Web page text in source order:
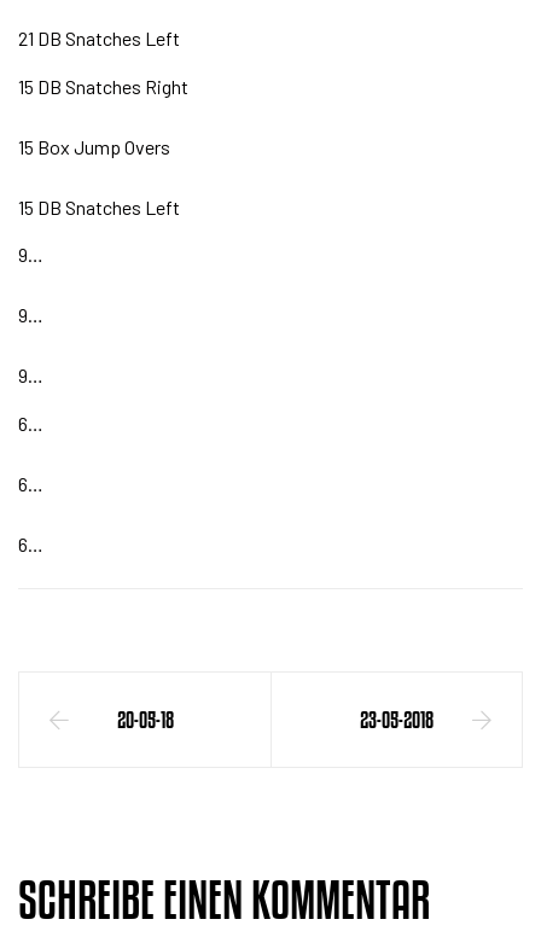
21 DB Snatches Left
15 DB Snatches Right
15 Box Jump Overs
15 DB Snatches Left
9…
9…
9…
6…
6…
6…
20-05-18 23-05-2018
SCHREIBE EINEN KOMMENTAR